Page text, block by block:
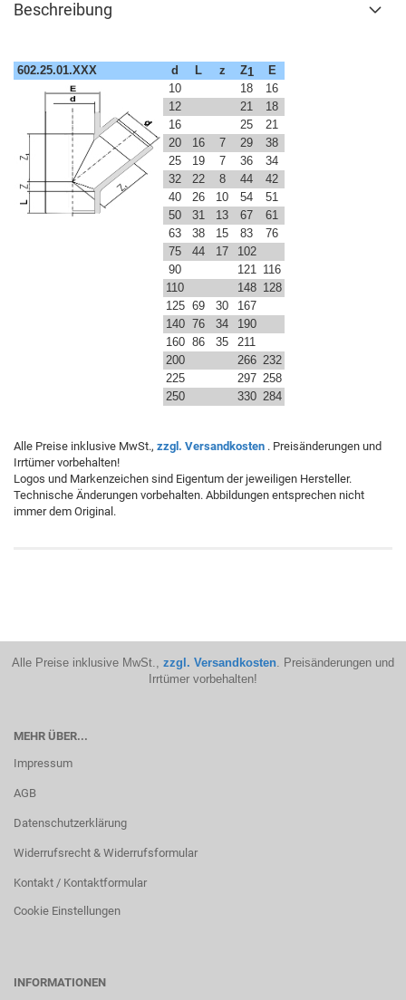
Beschreibung
602.25.01.XXX d L z Z1
E
10
18
16
12
21
18
16
25
21
20
16 7 29
38
25
19 7 36
34
32
22 8 44
42
40
26 10 54
51
50
31 13 67
61
63
38 15 83
76
75
44 17
102
90
121 116
110
148 128
125 69 30
167
140 76 34
190
160 86 35
211
200
266 232
225
297 258
250
330 284
Alle Preise inklusive MwSt., zzgl. Versandkosten . Preisänderungen und
Irrtümer vorbehalten!
Logos und Markenzeichen sind Eigentum der jeweiligen Hersteller.
Technische Änderungen vorbehalten. Abbildungen entsprechen nicht
immer dem Original.
Alle Preise inklusive MwSt., zzgl. Versandkosten. Preisänderungen und
Irrtümer vorbehalten!
MEHR ÜBER...
Impressum
AGB
Datenschutzerklärung
Widerrufsrecht & Widerrufsformular
Kontakt / Kontaktformular
Cookie Einstellungen
INFORMATIONEN